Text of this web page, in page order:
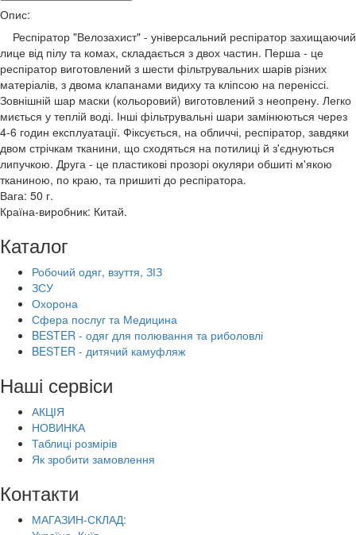
Опис:
Респіратор "Велозахист" - універсальний респіратор захищаючий
лице від пілу та комах, складається з двох частин. Перша - це
респіратор виготовлений з шести фільтрувальних шарів різних
матеріалів, з двома клапанами видиху та кліпсою на переніссі.
Зовнішній шар маски (кольоровий) виготовлений з неопрену. Легко
миється у теплій воді. Інші фільтрувальні шари замінюються через
4-6 годин експлуатації. Фіксується, на обличчі, респіратор, завдяки
двом стрічкам тканини, що сходяться на потилиці й з'єднуються
липучкою. Друга - це пластикові прозорі окуляри обшиті м'якою
тканиною, по краю, та пришиті до респіратора.
Вага: 50 г.
Країна-виробник: Китай.
Каталог
Робочий одяг, взуття, ЗІЗ
ЗСУ
Охорона
Сфера послуг та Медицина
BESTER - одяг для полювання та риболовлі
BESTER - дитячий камуфляж
Наші сервіси
АКЦІЯ
НОВИНКА
Таблиці розмірів
Як зробити замовлення
Контакти
МАГАЗИН-СКЛАД: